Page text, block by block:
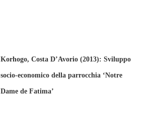
Korhogo, Costa D’Avorio (2013): Sviluppo
socio-economico della parrocchia ‘Notre
Dame de Fatima’